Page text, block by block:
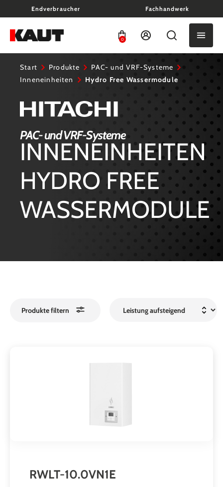
springenEndverbraucher Fachhandwerk
0
Start Produkte
PAC- und VRF-Systeme
Inneneinheiten
Hydro Free Wassermodule
PAC- und VRF-Systeme
INNENEINHEITEN
HYDRO FREE
WASSERMODULE
Produkte filtern
RWLT-10.0VN1E